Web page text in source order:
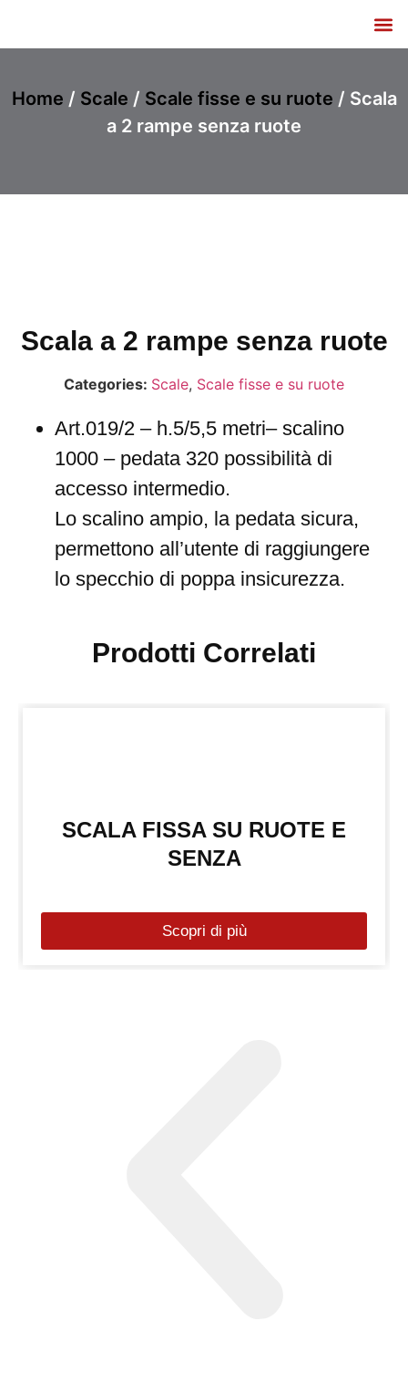
Home / Scale / Scale fisse e su ruote / Scala
a 2 rampe senza ruote
Scala a 2 rampe senza ruote
Categories: Scale, Scale fisse e su ruote
Art.019/2 – h.5/5,5 metri– scalino
1000 – pedata 320 possibilità di
accesso intermedio.
Lo scalino ampio, la pedata sicura,
permettono all’utente di raggiungere
lo specchio di poppa insicurezza.
Prodotti Correlati
SCALA FISSA SU RUOTE E
SENZA
Scopri di più